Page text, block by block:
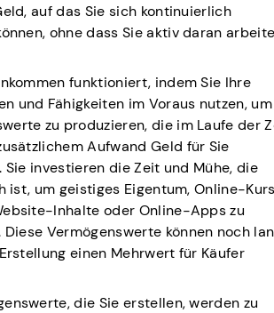
auf das Sie sich kontinuierlich
ohne dass Sie aktiv daran
funktioniert, indem Sie Ihre
und Fähigkeiten im Voraus nutzen, um
zu produzieren, die im Laufe der
Aufwand Geld für Sie
Sie investieren die Zeit und Mühe, die
ist, um geistiges Eigentum, Online-
Inhalte oder Online-Apps zu
Vermögenswerte können noch
einen Mehrwert für Käufer
die Sie erstellen, werden zu